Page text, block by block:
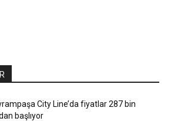
City Line’da fiyatlar 287 bin
başlıyor